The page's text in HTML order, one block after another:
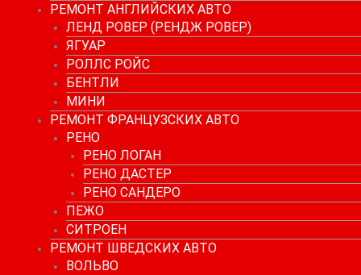
РЕМОНТ АНГЛИЙСКИХ АВТО
ЛЕНД РОВЕР (РЕНДЖ РОВЕР)
ЯГУАР
РОЛЛС РОЙС
БЕНТЛИ
МИНИ
РЕМОНТ ФРАНЦУЗСКИХ АВТО
РЕНО
РЕНО ЛОГАН
РЕНО ДАСТЕР
РЕНО САНДЕРО
ПЕЖО
СИТРОЕН
РЕМОНТ ШВЕДСКИХ АВТО
ВОЛЬВО